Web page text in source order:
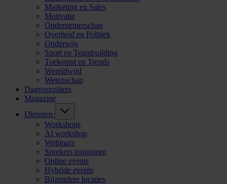
Marketing en Sales
Motivatie
Ondernemerschap
Overheid en Politiek
Onderwijs
Sport en Teambuilding
Toekomst en Trends
Wereldwijd
Wetenschap
Dagvoorzitters
Magazine
Diensten
Workshops
AI workshop
Webinars
Sprekers trainingen
Online events
Hybride events
Bijzondere locaties